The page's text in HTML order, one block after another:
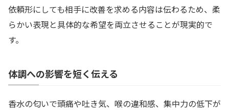
依頼形にしても相手に改善を求める内容は伝わるため、柔
らかい表現と具体的な希望を両立させることが現実的で
す。
体調への影響を短く伝える
香水の匂いで頭痛や吐き気、喉の違和感、集中力の低下が